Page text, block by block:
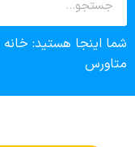
شما اینجا هستید: خانه
متاورس